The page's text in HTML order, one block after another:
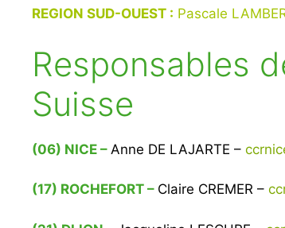
REGION SUD-OUEST : Pascale
Responsables
Suisse
(06) NICE – Anne DE LAJARTE –
(17) ROCHEFORT – Claire CREMER –